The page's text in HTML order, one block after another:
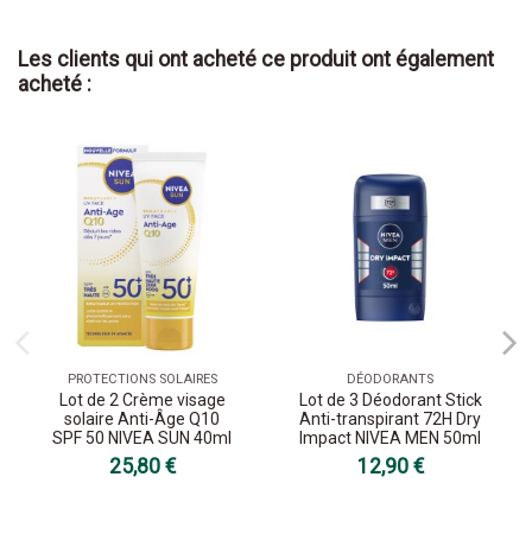
Les clients qui ont acheté ce produit ont également
acheté :
PROTECTIONS SOLAIRES
Lot de 2 Crème visage
solaire Anti-Âge Q10
SPF 50 NIVEA SUN 40ml
25,80 €
DÉODORANTS
Lot de 3 Déodorant Stick
Anti-transpirant 72H Dry
Impact NIVEA MEN 50ml
12,90 €